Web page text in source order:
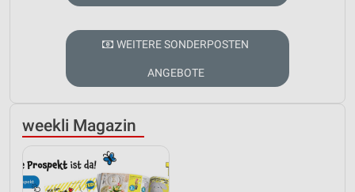
WEITERE SONDERPOSTEN
ANGEBOTE
weekli Magazin